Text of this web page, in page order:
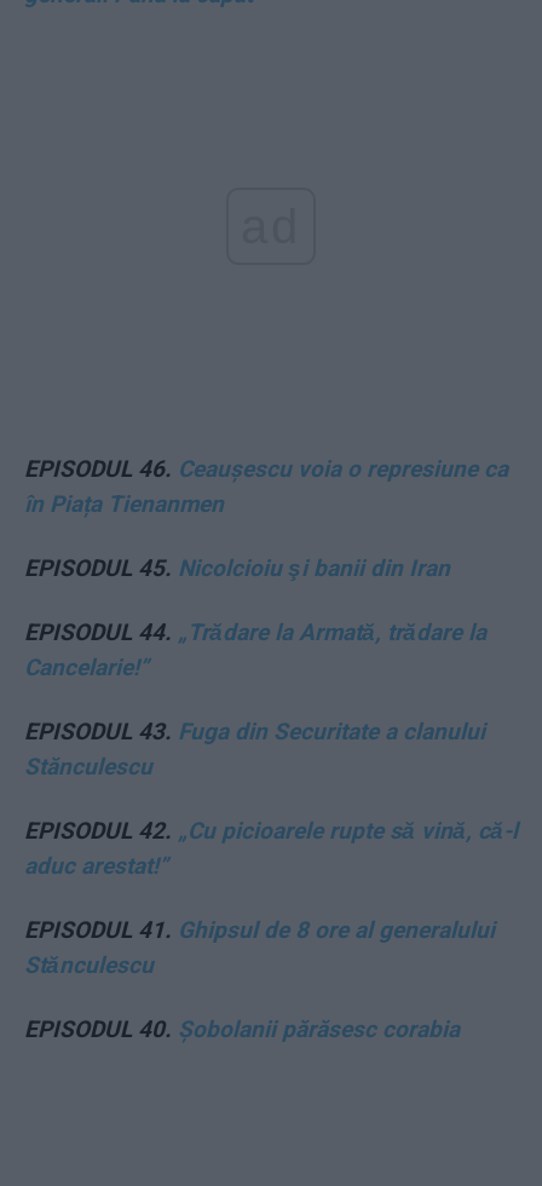
EPISODUL 46. Ceaușescu voia o represiune ca
în Piața Tienanmen
EPISODUL 45. Nicolcioiu şi banii din Iran
EPISODUL 44. „Trădare la Armată, trădare la
Cancelarie!”
EPISODUL 43. Fuga din Securitate a clanului
Stănculescu
EPISODUL 42. „Cu picioarele rupte să vină, că-l
aduc arestat!”
EPISODUL 41. Ghipsul de 8 ore al generalului
Stănculescu
EPISODUL 40. Șobolanii părăsesc corabia